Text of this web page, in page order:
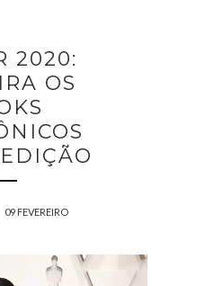
2020:
OS
09 FEVEREIRO